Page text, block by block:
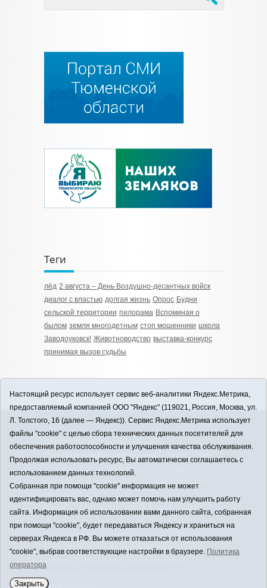
Теги
лёд 2 августа – День Воздушно-десантных войск
диалог с властью долгая жизнь Опрос Будни
сельской территории пилорама Вспоминая о
былом земля многодетным стоп мошенники школа
Заводоуковск! Животноводство выставка-конкурс
принимая вызов судьбы
12+
ЗАВОДОУКОВСК online / Новости
Заводоуковского муниципального округа, 2026
Учредитель: АНО "Информационно-издательский
центр "Заводоуковские вести". Главный редактор:
E-mail:
zavest@obl72.ru
Тел.: 8 (34542) 2-10-33
Политика оператора
Регистрационный номер Эл № ФС 77-66397 от
14.07.2016г. выдан Федеральной службой по
Настоящий ресурс использует сервис веб-аналитики Яндекс.Метрика,
предоставляемый компанией ООО "Яндекс" (119021, Россия, Москва, ул.
Л. Толстого, 16 (далее — Яндекс)). Сервис Яндекс.Метрика использует
файлы "cookie" с целью сбора технических данных посетителей для
обеспечения работоспособности и улучшения качества обслуживания.
Продолжая использовать ресурс, Вы автоматически соглашаетесь с
использованием данных технологий.
Собранная при помощи "cookie" информация не может
идентифицировать вас, однако может помочь нам улучшить работу
сайта. Информация об использовании вами данного сайта, собранная
при помощи "cookie", будет передаваться Яндексу и храниться на
серверах Яндекса в РФ. Вы можете отказаться от использования
"cookie", выбрав соответствующие настройки в браузере. Политика
оператора
Закрыть